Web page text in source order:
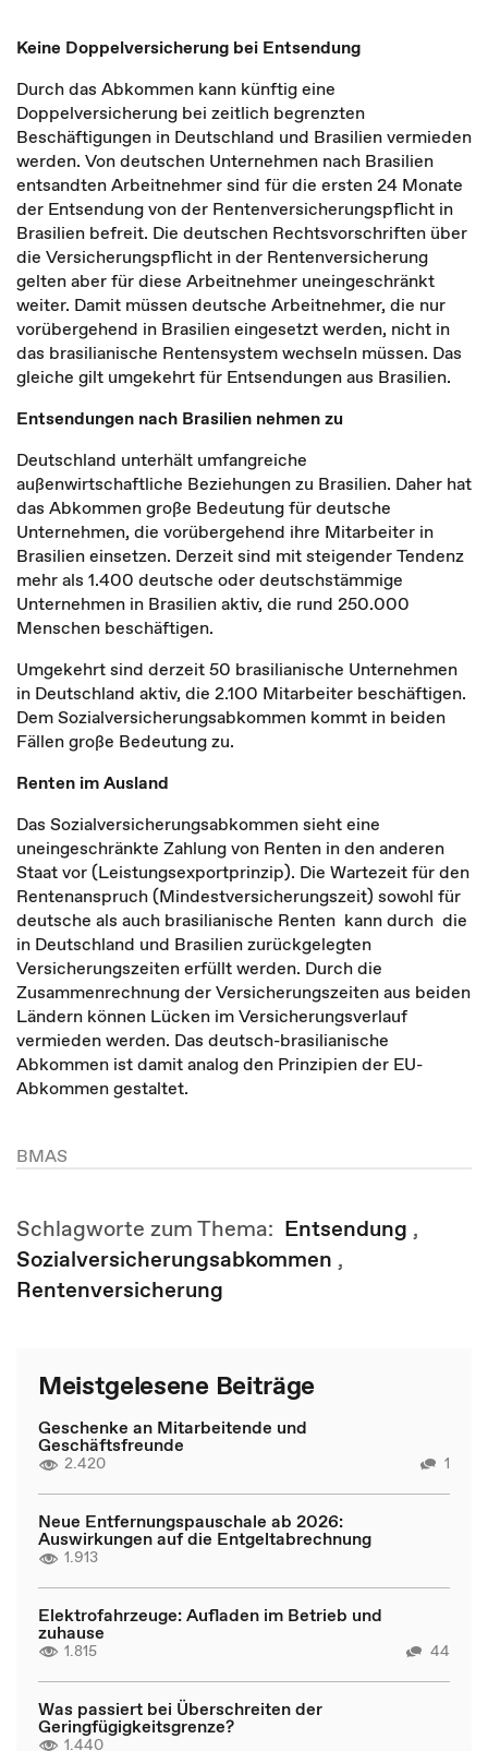
Keine Doppelversicherung bei Entsendung
Durch das Abkommen kann künftig eine
Doppelversicherung bei zeitlich begrenzten
Beschäftigungen in Deutschland und Brasilien vermieden
werden. Von deutschen Unternehmen nach Brasilien
entsandten Arbeitnehmer sind für die ersten 24 Monate
der Entsendung von der Rentenversicherungspflicht in
Brasilien befreit. Die deutschen Rechtsvorschriften über
die Versicherungspflicht in der Rentenversicherung
gelten aber für diese Arbeitnehmer uneingeschränkt
weiter. Damit müssen deutsche Arbeitnehmer, die nur
vorübergehend in Brasilien eingesetzt werden, nicht in
das brasilianische Rentensystem wechseln müssen. Das
gleiche gilt umgekehrt für Entsendungen aus Brasilien.
Entsendungen nach Brasilien nehmen zu
Deutschland unterhält umfangreiche
außenwirtschaftliche Beziehungen zu Brasilien. Daher hat
das Abkommen große Bedeutung für deutsche
Unternehmen, die vorübergehend ihre Mitarbeiter in
Brasilien einsetzen. Derzeit sind mit steigender Tendenz
mehr als 1.400 deutsche oder deutschstämmige
Unternehmen in Brasilien aktiv, die rund 250.000
Menschen beschäftigen.
Umgekehrt sind derzeit 50 brasilianische Unternehmen
in Deutschland aktiv, die 2.100 Mitarbeiter beschäftigen.
Dem Sozialversicherungsabkommen kommt in beiden
Fällen große Bedeutung zu.
Renten im Ausland
Das Sozialversicherungsabkommen sieht eine
uneingeschränkte Zahlung von Renten in den anderen
Staat vor (Leistungsexportprinzip). Die Wartezeit für den
Rentenanspruch (Mindestversicherungszeit) sowohl für
deutsche als auch brasilianische Renten kann durch die
in Deutschland und Brasilien zurückgelegten
Versicherungszeiten erfüllt werden. Durch die
Zusammenrechnung der Versicherungszeiten aus beiden
Ländern können Lücken im Versicherungsverlauf
vermieden werden. Das deutsch-brasilianische
Abkommen ist damit analog den Prinzipien der EU-
Abkommen gestaltet.
BMAS
Schlagworte zum Thema: Entsendung ,
Sozialversicherungsabkommen ,
Rentenversicherung
Meistgelesene Beiträge
Geschenke an Mitarbeitende und
Geschäftsfreunde
2.420 1
Neue Entfernungspauschale ab 2026:
Auswirkungen auf die Entgeltabrechnung
1.913
Elektrofahrzeuge: Aufladen im Betrieb und
zuhause
1.815 44
Was passiert bei Überschreiten der
Geringfügigkeitsgrenze?
1.440